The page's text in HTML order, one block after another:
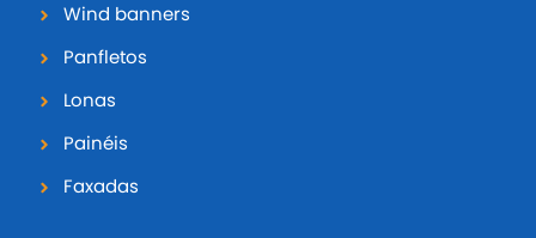
Wind banners
Panfletos
Lonas
Painéis
Faxadas